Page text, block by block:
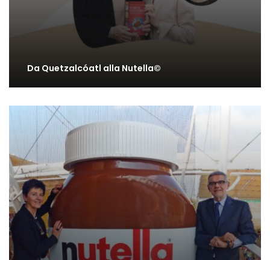
Da Quetzalcóatl alla Nutella©